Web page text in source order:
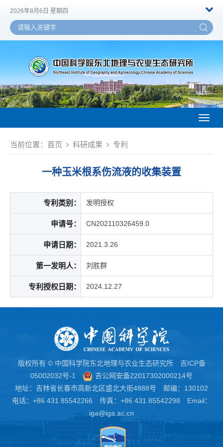
2026年8月6日 星期四
当前位置： 首页 科研成果 专利
一种玉米根系伤流液的收集装置
专利类别： 发明授权
申请号： CN202110326459.0
申请日期： 2021.3.26
第一发明人： 刘胜群
专利授权日期： 2024.12.27
版权所有 © 中国科学院东北地理与农业生态研究所 吉ICP备
05002032号-1
吉公网安备22017302000214号
地址：吉林省长春市高新北区盛北大街4888号 邮编：130102
电话：+86 431 85542266 传真：+86 431 85542298 Email：
iga@iga.ac.cn